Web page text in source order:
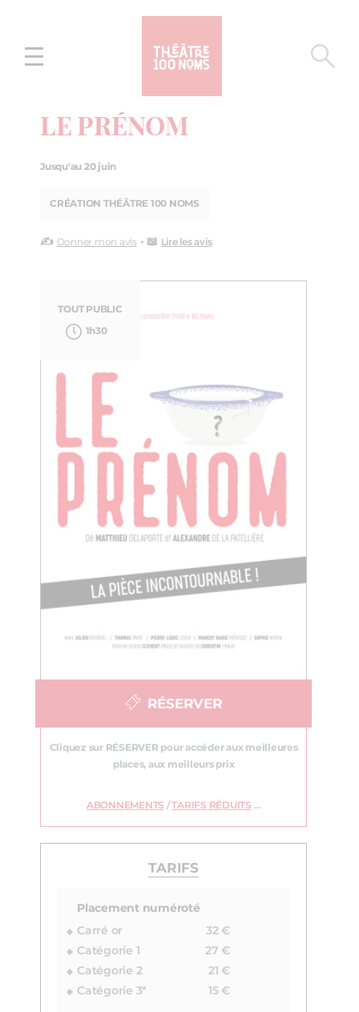
menu
LE PRÉNOM
Jusqu'au 20 juin
CRÉATION THÉÂTRE 100 NOMS
✍️ Donner mon avis• 📖 Lire les avis
TOUT PUBLIC
1h30
RÉSERVER
Cliquez sur RÉSERVER pour accéder aux meilleures
places, aux meilleurs prix
ABONNEMENTS /TARIFS RÉDUITS …
TARIFS
Placement numéroté
Carré or
32 €
Catégorie 1
27 €
Catégorie 2
21 €
Catégorie 3*
15 €